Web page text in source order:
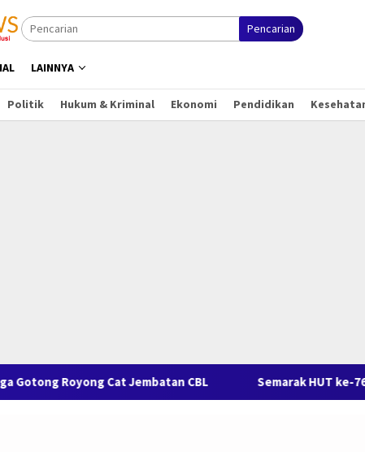
Pencarian
LAINNYA
Politik Hukum & Kriminal Ekonomi Pendidikan
Royong Cat Jembatan CBL Semarak HUT ke-76